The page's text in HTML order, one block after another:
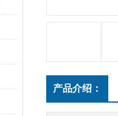
产品介绍：